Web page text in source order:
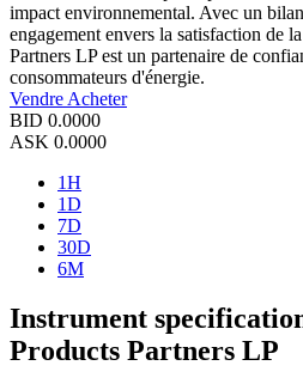
impact environnemental. Avec un
engagement envers la satisfaction de
Partners LP est un partenaire de
consommateurs d'énergie.
Vendre Acheter
BID 0.0000
ASK 0.0000
1H
1D
7D
30D
6M
Instrument
Products Partners LP